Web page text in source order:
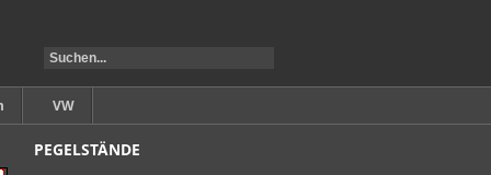
VW
PEGELSTÄNDE